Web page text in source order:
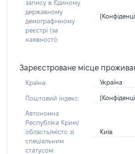
запису в Єдиному
державному
демографічному
реєстрі (за
наявності):
Зареєстроване місце
Країна: Україна
Поштовий індекс:
Автономна
Республіка Крим/
область/місто зі
спеціальним
статусом:
Київ